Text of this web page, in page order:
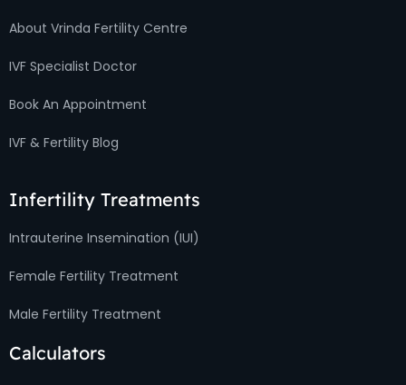
About Vrinda Fertility Centre
IVF Specialist Doctor
Book An Appointment
IVF & Fertility Blog
Infertility Treatments
Intrauterine Insemination (IUI)
Female Fertility Treatment
Male Fertility Treatment
Calculators